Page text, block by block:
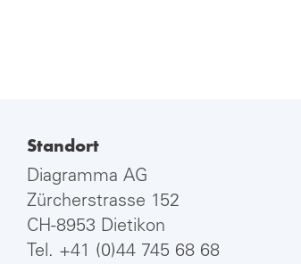
Standort
Diagramma AG
Zürcherstrasse 152
CH-8953 Dietikon
Tel. +41 (0)44 745 68 68